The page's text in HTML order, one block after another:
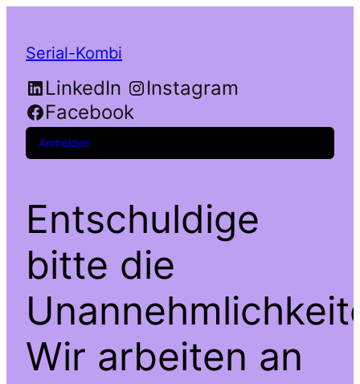
Serial-Kombi
LinkedIn
Instagram
Facebook
Anmelden
Entschuldige
bitte die
Wir arbeiten an